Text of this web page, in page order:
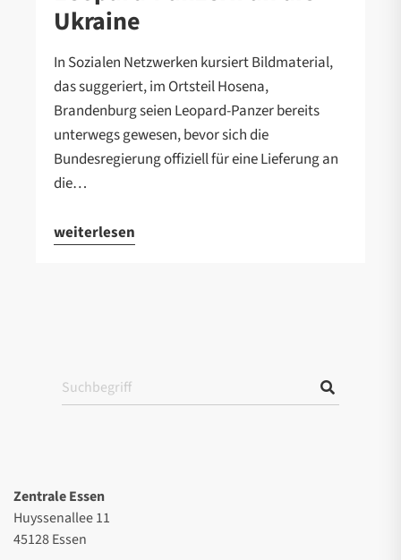
Ukraine
In Sozialen Netzwerken kursiert Bildmaterial,
das suggeriert, im Ortsteil Hosena,
Brandenburg seien Leopard-Panzer bereits
unterwegs gewesen, bevor sich die
Bundesregierung offiziell für eine Lieferung an
die…
weiterlesen
Zentrale Essen
Huyssenallee 11
45128 Essen